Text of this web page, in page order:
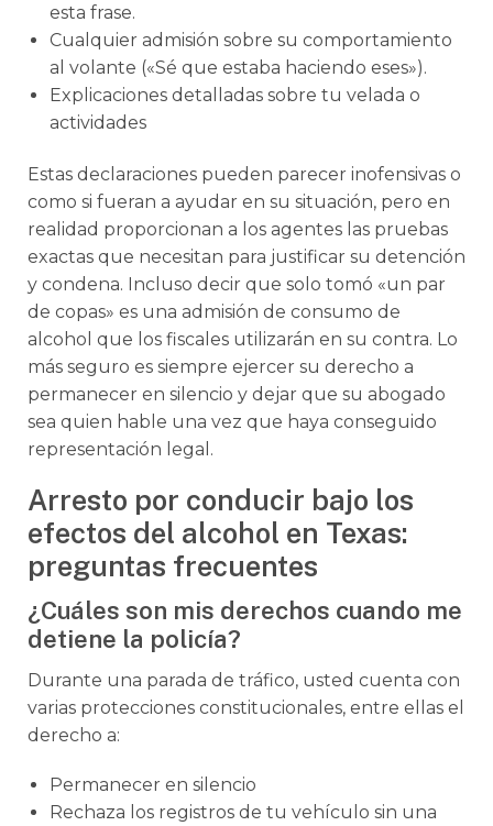
esta frase.
Cualquier admisión sobre su comportamiento
al volante («Sé que estaba haciendo eses»).
Explicaciones detalladas sobre tu velada o
actividades
Estas declaraciones pueden parecer inofensivas o
como si fueran a ayudar en su situación, pero en
realidad proporcionan a los agentes las pruebas
exactas que necesitan para justificar su detención
y condena. Incluso decir que solo tomó «un par
de copas» es una admisión de consumo de
alcohol que los fiscales utilizarán en su contra. Lo
más seguro es siempre ejercer su derecho a
permanecer en silencio y dejar que su abogado
sea quien hable una vez que haya conseguido
representación legal.
Arresto por conducir bajo los
efectos del alcohol en Texas:
preguntas frecuentes
¿Cuáles son mis derechos cuando me
detiene la policía?
Durante una parada de tráfico, usted cuenta con
varias protecciones constitucionales, entre ellas el
derecho a:
Permanecer en silencio
Rechaza los registros de tu vehículo sin una